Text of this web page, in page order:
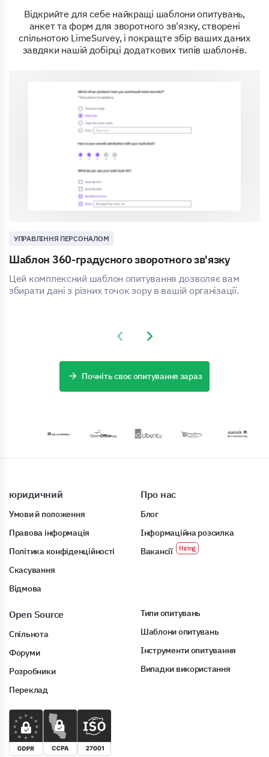
Відкрийте для себе найкращі шаблони опитувань,
анкет та форм для зворотного зв'язку, створені
спільнотою LimeSurvey, і покращте збір ваших даних
завдяки нашій добірці додаткових типів шаблонів.
УПРАВЛІННЯ ПЕРСОНАЛОМ
Шаблон 360-градусного зворотного зв'язку
Цей комплексний шаблон опитування дозволяє вам
збирати дані з різних точок зору в вашій організації.
Previous slide
Next slide
Почніть своє опитування зараз
юридичний
Умови й положення
Правова інформація
Політика конфіденційності
Скасування
Відмова
Про нас
Блог
Інформаційна розсилка
Вакансії
Open Source
Спільнота
Форуми
Розробники
Переклад
Типи опитувань
Шаблони опитувань
Інструменти опитування
Випадки використання